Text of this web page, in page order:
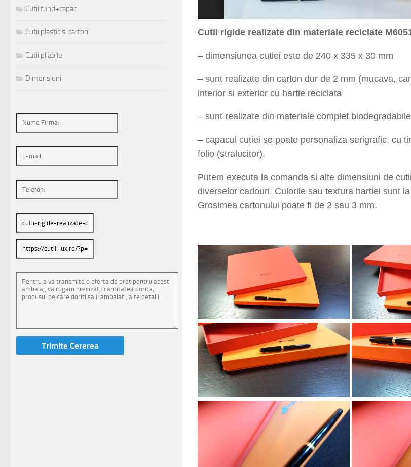
Cutii rigide realizate din materiale reciclate
– dimensiunea cutiei este de 240 x 335 x 30 mm
– sunt realizate din carton dur de 2 mm (mucava,
interior si exterior cu hartie reciclata
– sunt realizate din materiale complet
– capacul cutiei se poate personaliza serigrafic, cu
folio (stralucitor).
Putem executa la comanda si alte dimensiuni de
diverselor cadouri. Culorile sau textura hartiei sunt
Grosimea cartonului poate fi de 2 sau 3 mm.
Cutii fund+capac
Cutii plastic si carton
Cutii pliabile
Dimensiuni